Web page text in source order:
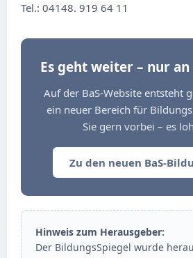
Tel.: 04148. 919 64 11
Es geht weiter – nur
Auf der BaS-Website entsteht
ein neuer Bereich für
Sie gern vorbei – es
Zu den neuen BaS-
Hinweis zum Herausgeber:
Der BildungsSpiegel wurde